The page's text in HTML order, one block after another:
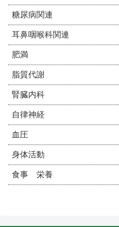
糖尿病関連
耳鼻咽喉科関連
肥満
脂質代謝
腎臓内科
自律神経
血圧
身体活動
食事 栄養